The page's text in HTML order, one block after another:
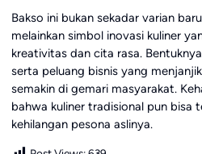
Bakso ini bukan sekadar varian
melainkan simbol inovasi kuliner
kreativitas dan cita rasa.
serta peluang bisnis yang
semakin di gemari masyarakat.
bahwa kuliner tradisional pun bisa
kehilangan pesona aslinya.